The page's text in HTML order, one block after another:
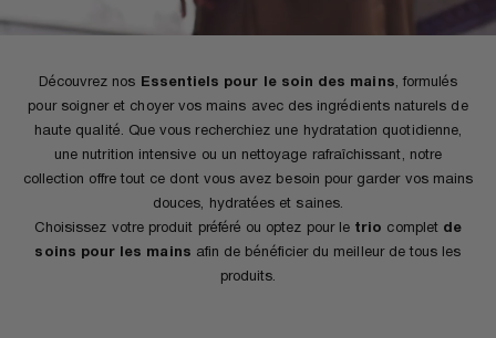
Découvrez nos Essentiels pour le soin des mains, formulés
pour soigner et choyer vos mains avec des ingrédients naturels de
haute qualité. Que vous recherchiez une hydratation quotidienne,
une nutrition intensive ou un nettoyage rafraîchissant, notre
collection offre tout ce dont vous avez besoin pour garder vos mains
douces, hydratées et saines.
Choisissez votre produit préféré ou optez pour le trio complet de
soins pour les mains afin de bénéficier du meilleur de tous les
produits.